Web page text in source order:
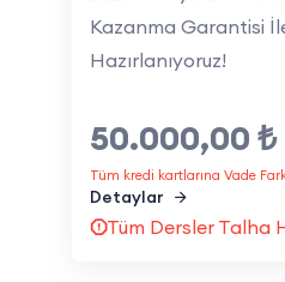
Bu ne sağlar?
📌 Daha az kafa karışıklığı
📌 Daha düzenli ilerleme
📌 Daha yüksek net artışı
━━━━━━━━━━━━━━
Kazanma Garantisi
Hazırlanıyoruz!
50.000,00 ₺
Tüm kredi kartlarına Vade
Detaylar
Tüm Dersler Talha